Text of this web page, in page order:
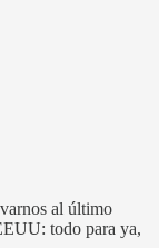
al último
todo para ya,